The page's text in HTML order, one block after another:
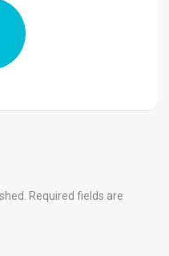
Required fields are